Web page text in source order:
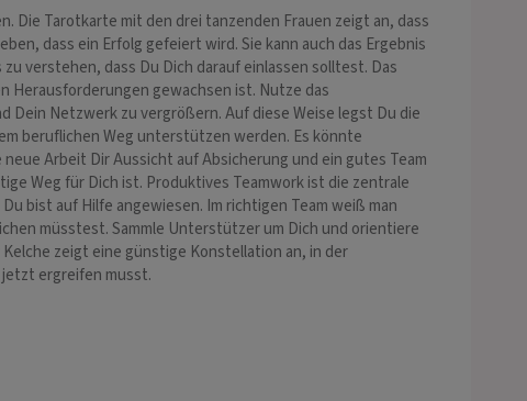
Die Tarotkarte mit den drei tanzenden Frauen zeigt an, dass
dass ein Erfolg gefeiert wird. Sie kann auch das Ergebnis
verstehen, dass Du Dich darauf einlassen solltest. Das
Herausforderungen gewachsen ist. Nutze das
Dein Netzwerk zu vergrößern. Auf diese Weise legst Du die
beruflichen Weg unterstützen werden. Es könnte
Arbeit Dir Aussicht auf Absicherung und ein gutes Team
Weg für Dich ist. Produktives Teamwork ist die zentrale
bist auf Hilfe angewiesen. Im richtigen Team weiß man
müsstest. Sammle Unterstützer um Dich und orientiere
zeigt eine günstige Konstellation an, in der
ergreifen musst.